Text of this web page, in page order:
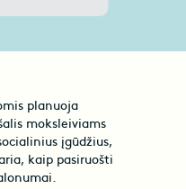
planuoja
moksleiviams
įgūdžius,
kaip pasiruošti